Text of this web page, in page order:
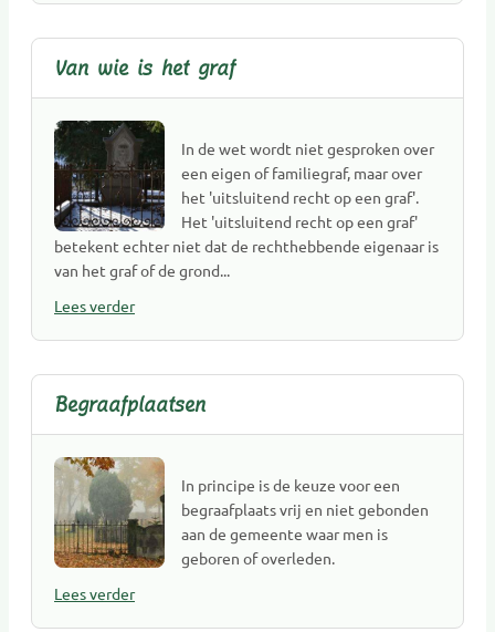
Uitvaartbegeleiding
Uitvaartkisten
Uitvaartmuziek
Uitvaartverenigingen
Uitvaartverzekeringen
Uitvaartverzorging
Uitvaartwinkel
Verzekeringen overlijdensrisico
Voorlichting
Wensenregistratie
Fotografie
Beveiliging
Styling & Decoratie
Van wie is het graf
In de wet wordt niet gesproken over
een eigen of familiegraf, maar over
het 'uitsluitend recht op een graf'.
Het 'uitsluitend recht op een graf'
betekent echter niet dat de rechthebbende eigenaar is
van het graf of de grond...
Lees verder
Begraafplaatsen
In principe is de keuze voor een
begraafplaats vrij en niet gebonden
aan de gemeente waar men is
geboren of overleden.
Lees verder